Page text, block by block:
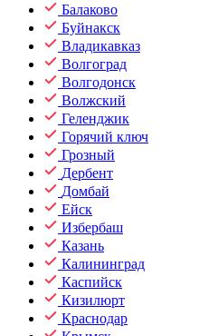
Балаково
Буйнакск
Владикавказ
Волгоград
Волгодонск
Волжский
Геленджик
Горячий ключ
Грозный
Дербент
Домбай
Ейск
Избербаш
Казань
Калининград
Каспийск
Кизилюрт
Краснодар